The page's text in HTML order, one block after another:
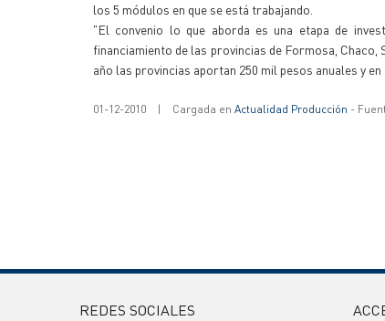
los 5 módulos en que se está trabajando.
"El convenio lo que aborda es una etapa de
financiamiento de las provincias de Formosa,
año las provincias aportan 250 mil pesos anuales y
01-12-2010 | Cargada en Actualidad Producción -
REDES SOCIALES